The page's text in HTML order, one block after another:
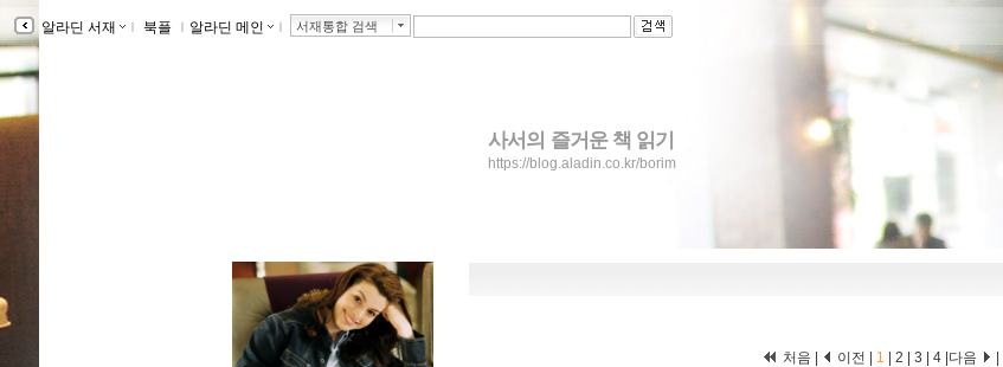
알라딘 서재 ｌ 북플 ｌ 알라딘 메인 ｌ 서재통합 검색
사서의 즐거운 책 읽기
https://blog.aladin.co.kr/borim
처음 | 이전 | 1 2 3 4 다음